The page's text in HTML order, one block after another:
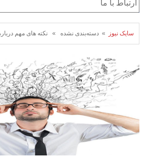
سایک نیوز » دسته‌بندی نشده » نکته های مهم